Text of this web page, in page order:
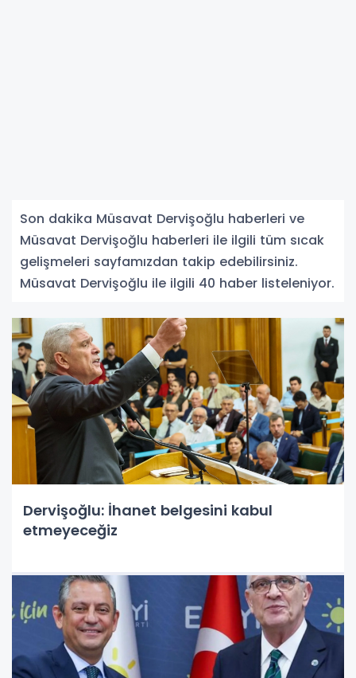
Son dakika Müsavat Dervişoğlu haberleri ve
Müsavat Dervişoğlu haberleri ile ilgili tüm sıcak
gelişmeleri sayfamızdan takip edebilirsiniz.
Müsavat Dervişoğlu ile ilgili 40 haber listeleniyor.
Dervişoğlu: İhanet belgesini kabul
etmeyeceğiz